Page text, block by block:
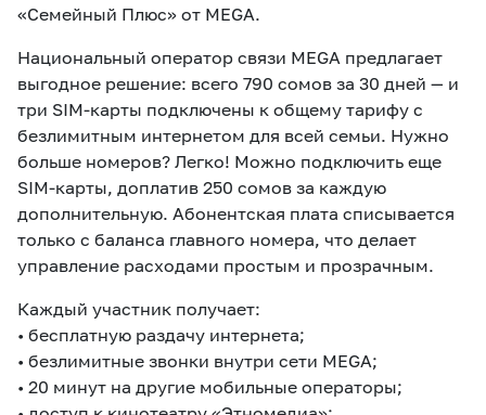
«Семейный Плюс» от MEGA.
Национальный оператор связи MEGA предлагает
выгодное решение: всего 790 сомов за 30 дней — и
три SIM-карты подключены к общему тарифу с
безлимитным интернетом для всей семьи. Нужно
больше номеров? Легко! Можно подключить еще
SIM-карты, доплатив 250 сомов за каждую
дополнительную. Абонентская плата списывается
только с баланса главного номера, что делает
управление расходами простым и прозрачным.
Каждый участник получает:
• бесплатную раздачу интернета;
• безлимитные звонки внутри сети MEGA;
• 20 минут на другие мобильные операторы;